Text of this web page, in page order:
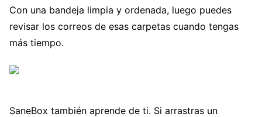
Con una bandeja limpia y ordenada, luego puedes
revisar los correos de esas carpetas cuando tengas
más tiempo.
SaneBox también aprende de ti. Si arrastras un